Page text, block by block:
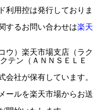
利用控は発行しておりま
するお問い合わせは楽天
ウ）楽天市場支店（ラク
テン（ＡＮＮＳＥＬＥ
社が保有しています。
ールを楽天市場からお送